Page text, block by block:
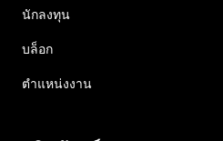
นักลงทุน
บล็อก
ตำแหน่งงาน